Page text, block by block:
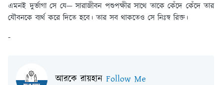
এমনই দুর্ভাগা সে যে— সারাজীবন পশুপক্ষীর সাথে তাকে কেঁদে কেঁদে তার
যৌবনকে ব্যর্থ করে দিতে হবে। তার সব থাকতেও সে নিঃস্ব রিক্ত।
-
আরকে রায়হান Follow Me